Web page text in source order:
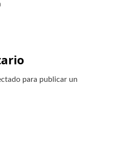
para publicar un